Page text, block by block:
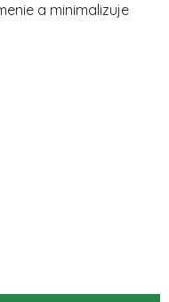
a minimalizuje